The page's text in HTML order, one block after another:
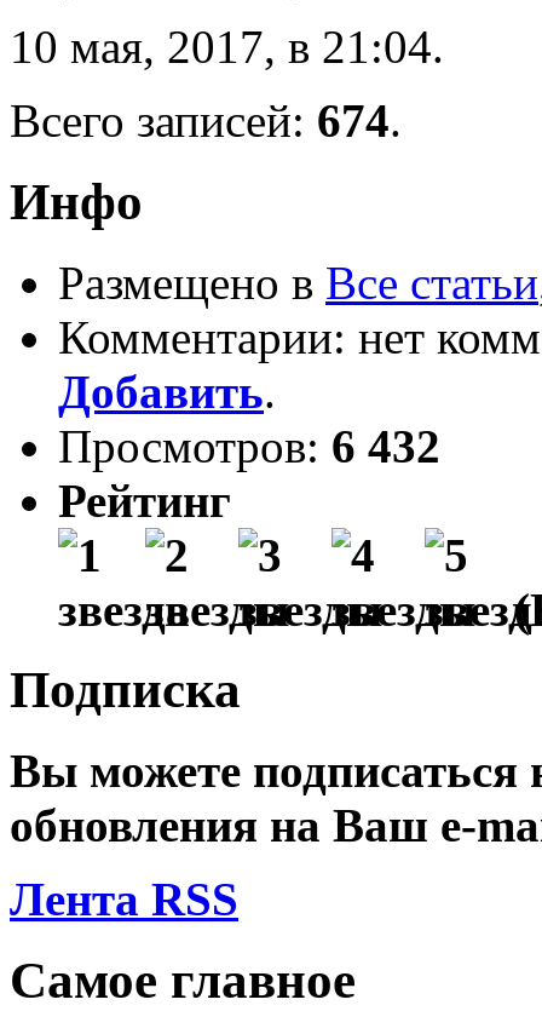
10 мая, 2017, в 21:04.
Всего записей: 674.
Инфо
Размещено в Все статьи
Комментарии: нет
Добавить.
Просмотров: 6 432
Рейтинг
Подписка
Вы можете подписаться
обновления на Ваш e-
Лента RSS
Самое главное